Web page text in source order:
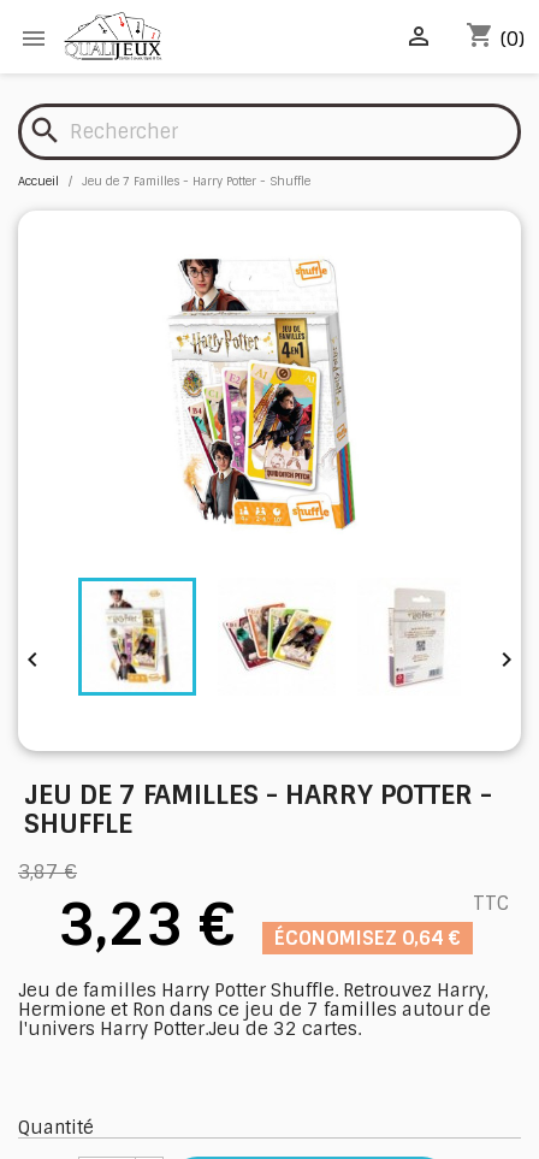
 shopping_cart (0)

search
Accueil Jeu de 7 Familles - Harry Potter - Shuffle
 
JEU DE 7 FAMILLES - HARRY POTTER -
SHUFFLE
3,87 €
3,23 € ÉCONOMISEZ 0,64 €
TTC
Jeu de familles Harry Potter Shuffle. Retrouvez Harry,
Hermione et Ron dans ce jeu de 7 familles autour de
l'univers Harry Potter.Jeu de 32 cartes.
Quantité